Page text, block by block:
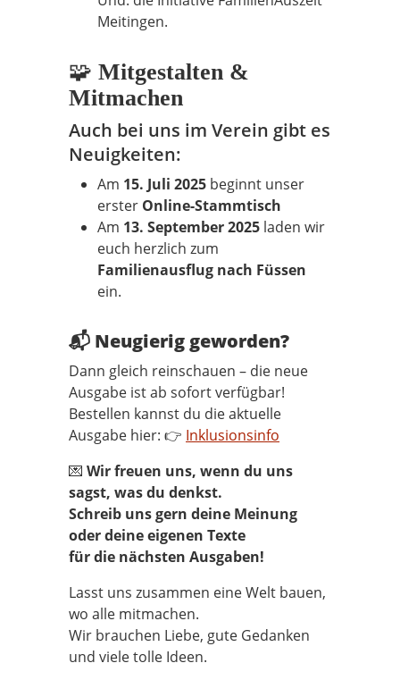
Meitingen.
🧩 Mitgestalten &
Mitmachen
Auch bei uns im Verein gibt es
Neuigkeiten:
Am 15. Juli 2025 beginnt unser
erster Online-Stammtisch
Am 13. September 2025 laden wir
euch herzlich zum
Familienausflug nach Füssen
ein.
📬 Neugierig geworden?
Dann gleich reinschauen – die neue
Ausgabe ist ab sofort verfügbar!
Bestellen kannst du die aktuelle
Ausgabe hier: 👉 Inklusionsinfo
💌 Wir freuen uns, wenn du uns
sagst, was du denkst.
Schreib uns gern deine Meinung
oder deine eigenen Texte
für die nächsten Ausgaben!
Lasst uns zusammen eine Welt bauen,
wo alle mitmachen.
Wir brauchen Liebe, gute Gedanken
und viele tolle Ideen.